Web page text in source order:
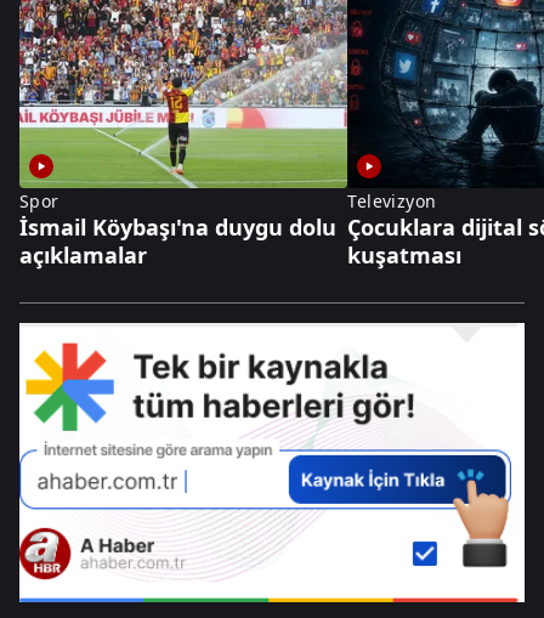
Spor
İsmail Köybaşı'na duygu dolu
açıklamalar
Televizyon
Çocuklara dijital
kuşatması